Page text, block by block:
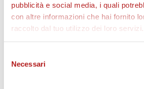
pubblicità e social media, i quali
con altre informazioni che hai fornito
raccolto dal tuo utilizzo dei loro servizi.
delNecessari
AS CITTADELLA STORE